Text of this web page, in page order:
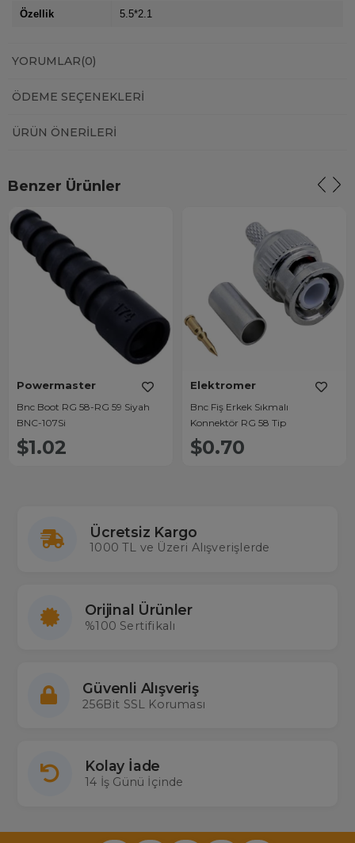
Özellik 5.5*2.1
YORUMLAR(0)
ÖDEME SEÇENEKLERI
ÜRÜN ÖNERILERI
Benzer Ürünler
Powermaster
Bnc Boot RG 58-RG 59 Siyah
BNC-107Si
$1.02
Elektromer
Bnc Fiş Erkek Sıkmalı
Konnektör RG 58 Tip
$0.70
Ücretsiz Kargo
1000 TL ve Üzeri Alışverişlerde
Orijinal Ürünler
%100 Sertifikalı
Güvenli Alışveriş
256Bit SSL Koruması
Kolay İade
14 İş Günü İçinde